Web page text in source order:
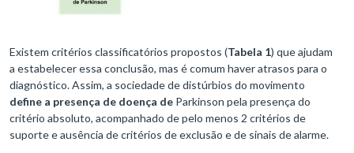
Existem critérios classificatórios propostos (Tabela 1) que ajudam
a estabelecer essa conclusão, mas é comum haver atrasos para o
diagnóstico. Assim, a sociedade de distúrbios do movimento
define a presença de doença de Parkinson pela presença do
critério absoluto, acompanhado de pelo menos 2 critérios de
suporte e ausência de critérios de exclusão e de sinais de alarme.